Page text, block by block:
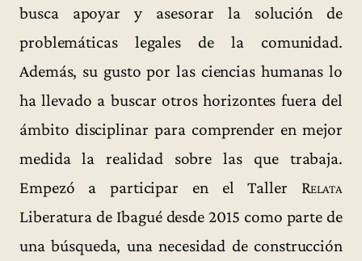
busca apoyar y asesorar la solución de
problemáticas legales de la comunidad.
Además, su gusto por las ciencias humanas lo
ha llevado a buscar otros horizontes fuera del
ámbito disciplinar para comprender en mejor
medida la realidad sobre las que trabaja.
Empezó a participar en el Taller Relata
Liberatura de Ibagué desde 2015 como parte de
una búsqueda, una necesidad de construcción